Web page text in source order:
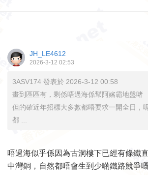
JH_LE4612
2026-3-12 02:53
3ASV174 發表於 2026-3-12 00:58
畫到區區有，剩係唔過海係幫阿嬸霸地盤啫
但的確近年招標大多數都唔要求一開全日，
都 ...
唔過海似乎係因為古洞樓下已經有條鐵
中灣銅，自然都唔會生到少啲鐵路競爭嘅